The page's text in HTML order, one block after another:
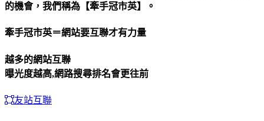
的機會，我們稱為【牽手冠市英】。
牽手冠市英＝網站要互聯才有力量
越多的網站互聯
曝光度越高,網路搜尋排名會更往前
友站互聯